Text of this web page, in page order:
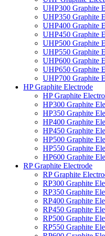
UHP300 Graphite
UHP350 Graphite
UHP400 Graphite
UHP450 Graphite
UHP500 Graphite
UHP550 Graphite
UHP600 Graphite
UHP650 Graphite
UHP700 Graphite
HP Graphite Electrode
HP Graphite
HP300 Graphite
HP350 Graphite
HP400 Graphite
HP450 Graphite
HP500 Graphite
HP550 Graphite
HP600 Graphite
RP Graphite Electrode
RP Graphite
RP300 Graphite
RP350 Graphite
RP400 Graphite
RP450 Graphite
RP500 Graphite
RP550 Graphite